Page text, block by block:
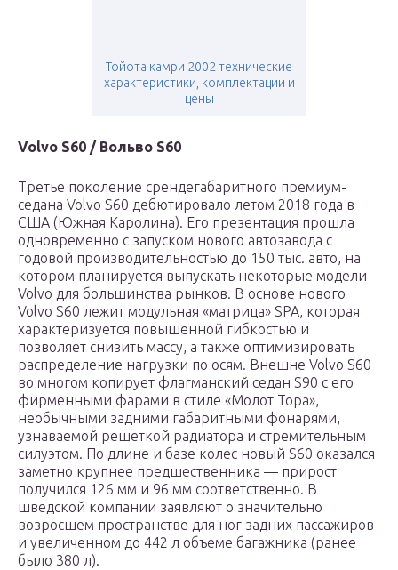
Тойота камри 2002 технические
характеристики, комплектации и
цены
Volvo S60 / Вольво S60
Третье поколение срендегабаритного премиум-
седана Volvo S60 дебютировало летом 2018 года в
США (Южная Каролина). Его презентация прошла
одновременно с запуском нового автозавода с
годовой производительностью до 150 тыс. авто, на
котором планируется выпускать некоторые модели
Volvo для большинства рынков. В основе нового
Volvo S60 лежит модульная «матрица» SPA, которая
характеризуется повышенной гибкостью и
позволяет снизить массу, а также оптимизировать
распределение нагрузки по осям. Внешне Volvo S60
во многом копирует флагманский седан S90 с его
фирменными фарами в стиле «Молот Тора»,
необычными задними габаритными фонарями,
узнаваемой решеткой радиатора и стремительным
силуэтом. По длине и базе колес новый S60 оказался
заметно крупнее предшественника — прирост
получился 126 мм и 96 мм соответственно. В
шведской компании заявляют о значительно
возросшем пространстве для ног задних пассажиров
и увеличенном до 442 л объеме багажника (ранее
было 380 л).